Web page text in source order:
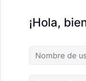
¡Hola,